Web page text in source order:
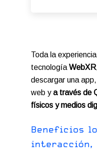
Toda la
tecnologíaWebXR
descargar una
web ya través de
físicos y medios
Beneficios lo
interacción,